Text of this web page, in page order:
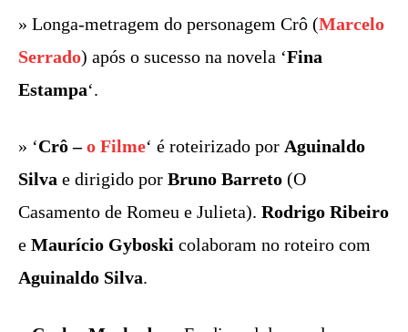
» Longa-metragem do personagem Crô (Marcelo
Serrado) após o sucesso na novela ‘Fina
Estampa‘.
» ‘Crô –o Filme‘ é roteirizado por Aguinaldo
Silva e dirigido por Bruno Barreto (O
Casamento de Romeu e Julieta). Rodrigo Ribeiro
e Maurício Gyboski colaboram no roteiro com
Aguinaldo Silva.